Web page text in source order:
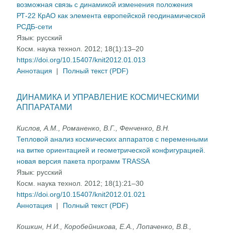
возможная связь с динамикой изменения положения
РТ-22 КрАО как элемента европейской геодинамической
РСДБ-сети
Язык: русский
Косм. наука технол. 2012; 18(1):13–20
https://doi.org/10.15407/knit2012.01.013
Аннотация
| Полный текст (PDF)
ДИНАМИКА И УПРАВЛЕНИЕ КОСМИЧЕСКИМИ
АППАРАТАМИ
Кислов, А.М., Романенко, В.Г., Фенченко, В.Н.
Тепловой анализ космических аппаратов с переменными
на витке ориентацией и геометрической конфигурацией.
новая версия пакета программ TRASSA
Язык: русский
Косм. наука технол. 2012; 18(1):21–30
https://doi.org/10.15407/knit2012.01.021
Аннотация
| Полный текст (PDF)
Кошкин, Н.И., Коробейникова, Е.А., Лопаченко, В.В.,